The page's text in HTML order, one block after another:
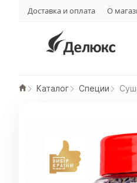
Доставка и оплата О
Каталог Специи